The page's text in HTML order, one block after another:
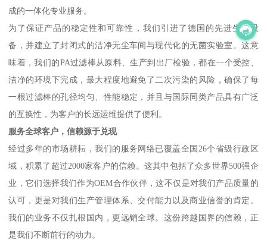
成的一体化专业服务。
为了保证产品的稳定性和可靠性，我们引进了德国的先进生产设
备，并建立了封闭式的洁净无尘车间与现代化的无菌实验室。这意
味着，我们的PA过滤棒从原料、生产到出厂检验，都在一个受控、
洁净的环境下完成，最大程度地避免了二次污染的风险，确保了每
一根过滤棒的孔径均匀、性能稳定，并且与国际同类产品具有广泛
的互换性，为客户的长远运维提供了便利。
服务全球客户，信赖源于兑现
经过多年的市场耕耘，我们的服务网络已覆盖全国26个省级行政区
域，积累了超过2000家客户的信赖。这其中包括了众多世界500强企
业，它们选择我们作为OEM合作伙伴，这不仅是对我们产品质量的
认可，更是对我们生产管理体系、交付能力以及商业信誉的肯定。
我们的业务不仅扎根国内，更远销全球。这份跨越国界的信赖，正
是我们不断前行的动力。